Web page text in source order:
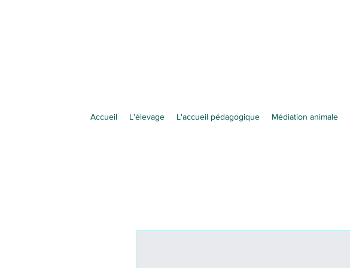
Accueil L'élevage L'accueil pédagogique Médiation animale